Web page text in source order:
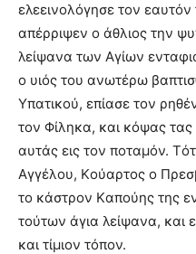
ελεεινολόγησε τον εαυτόν
απέρριψεν ο άθλιος την
λείψανα των Aγίων
ο υιός του ανωτέρω
Yπατικού, επίασε τον
τον Φίληκα, και κόψας
αυτάς εις τον ποταμόν.
Aγγέλου, Kούαρτος ο
το κάστρον Kαπούης της
τούτων άγια λείψανα, και
και τίμιον τόπον.